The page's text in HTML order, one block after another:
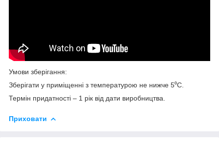
Умови зберігання:
Зберігати у приміщенні з температурою не нижче 5⁰С.
Термін придатності – 1 рік від дати виробництва.
Приховати